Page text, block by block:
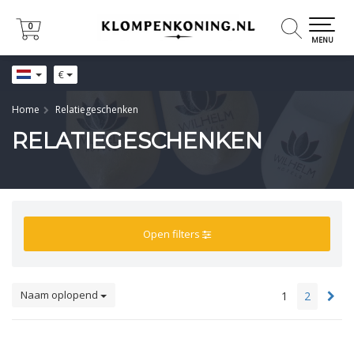
€
0
0
MENU
Home Relatiegeschenken
RELATIEGESCHENKEN
Open filters
Naam oplopend 1 2